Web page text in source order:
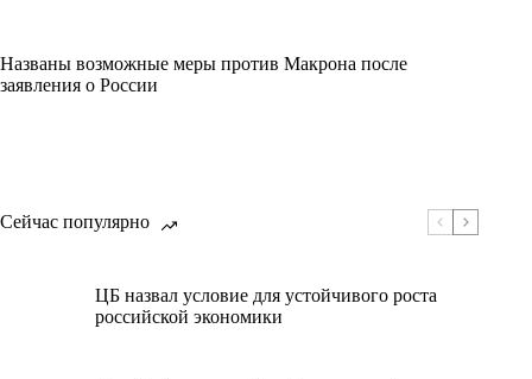
Названы возможные меры против Макрона после
заявления о России
Сейчас популярно
ЦБ назвал условие для устойчивого роста
российской экономики